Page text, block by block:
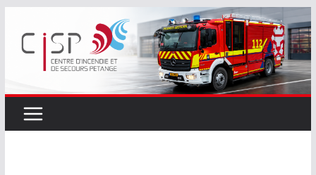
contenu